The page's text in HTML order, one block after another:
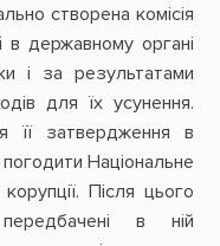
створена комісія
в державному органі
і за результатами
для їх усунення.
її затвердження в
Національне
Після цього
в ній